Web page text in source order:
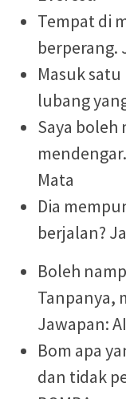
Tempat di
berperang.
Masuk
lubang
Saya
Mata
Dia
berjalan?
Boleh
Tanpanya,
Jawapan:
Bom apa
dan tidak